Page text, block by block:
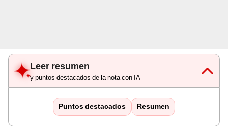
Leer resumen
y puntos destacados de la nota con IA
Puntos destacados Resumen